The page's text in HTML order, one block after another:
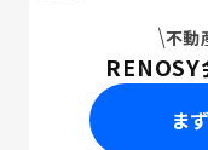
不動
RENOSY
ま